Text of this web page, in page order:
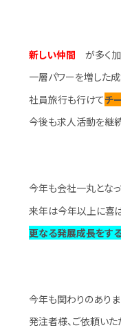
新しい仲間 が多く加
一層パワーを増した
社員旅行も行けてチ
今後も求人活動を継
今年も会社一丸とな
来年は今年以上に喜
更なる発展成長をす
今年も関わりのありま
発注者様、ご依頼い